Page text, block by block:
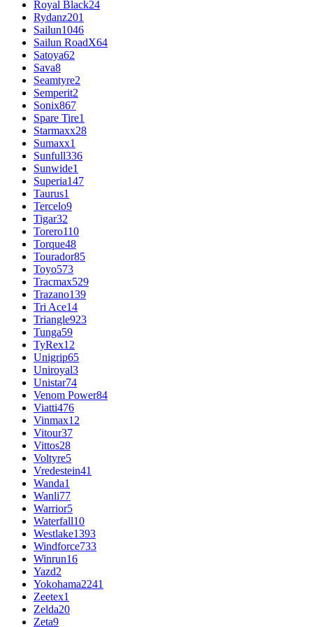
Royal Black24
Rydanz201
Sailun1046
Sailun RoadX64
Satoya62
Sava8
Seamtyre2
Semperit2
Sonix867
Spare Tire1
Starmaxx28
Sumaxx1
Sunfull336
Sunwide1
Superia147
Taurus1
Tercelo9
Tigar32
Torero110
Torque48
Tourador85
Toyo573
Tracmax529
Trazano139
Tri Ace14
Triangle923
Tunga59
TyRex12
Unigrip65
Uniroyal3
Unistar74
Venom Power84
Viatti476
Vinmax12
Vitour37
Vittos28
Voltyre5
Vredestein41
Wanda1
Wanli77
Warrior5
Waterfall10
Westlake1393
Windforce733
Winrun16
Yazd2
Yokohama2241
Zeetex1
Zelda20
Zeta9